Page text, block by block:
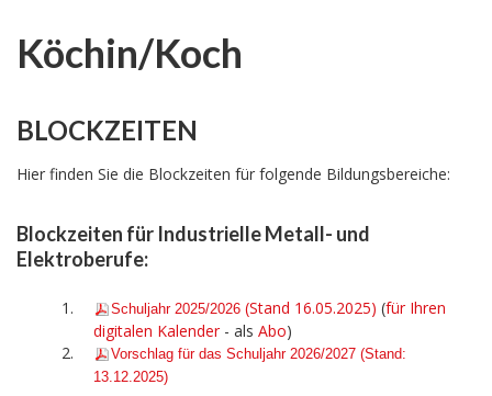
Köchin/Koch
BLOCKZEITEN
Hier finden Sie die Blockzeiten für folgende Bildungsbereiche:
Blockzeiten für Industrielle Metall- und
Elektroberufe:
Schuljahr 2025/2026 (Stand 16.05.2025) (für Ihren
digitalen Kalender - als Abo)
Vorschlag für das Schuljahr 2026/2027 (Stand:
13.12.2025)